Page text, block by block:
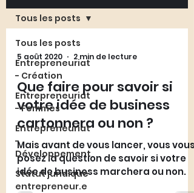
Tous les posts
Entrepreneuriat
- Création
Entrepreneuriat
- Femmes
Entrepreneuriat
-
Développement
Statut juridique
entrepreneur.e
Tous les posts
5 août 2020 2 min de lecture
Que faire pour savoir si
votre idée de business
cartonnera ou non ?
Mais avant de vous lancer, vous vous
posez la question de savoir si votre
idée de business marchera ou non.